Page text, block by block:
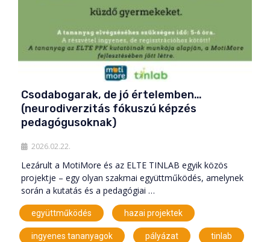
Csodabogarak, de jó értelemben…
(neurodiverzitás fókuszú képzés
pedagógusoknak)
2026.02.22.
Lezárult a MotiMore és az ELTE TINLAB egyik közös
projektje – egy olyan szakmai együttműködés, amelynek
során a kutatás és a pedagógiai …
együttműködés hazai projektek
ingyenes tananyagok pályázat tinlab